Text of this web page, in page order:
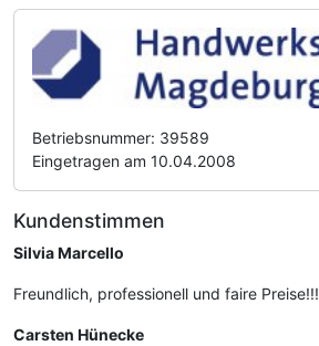
Betriebsnummer: 39589
Eingetragen am 10.04.2008
Kundenstimmen
Silvia Marcello
Freundlich, professionell und faire Preise!!!
Carsten Hünecke